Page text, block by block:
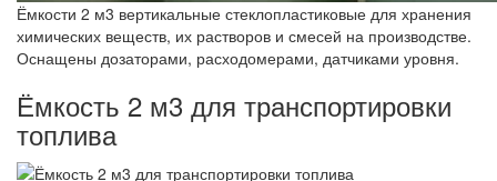
Ёмкости 2 м3 вертикальные стеклопластиковые для хранения
химических веществ, их растворов и смесей на производстве.
Оснащены дозаторами, расходомерами, датчиками уровня.
Ёмкость 2 м3 для транспортировки
топлива